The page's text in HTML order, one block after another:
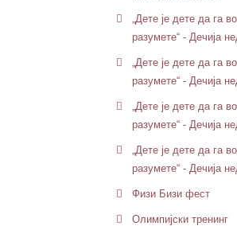
„Дете је дете да га
разумете“ - Дечија
„Дете је дете да га
разумете“ - Дечија
„Дете је дете да га
разумете“ - Дечија
„Дете је дете да га
разумете“ - Дечија
Физи Бизи фест
Олимпијски тренинг